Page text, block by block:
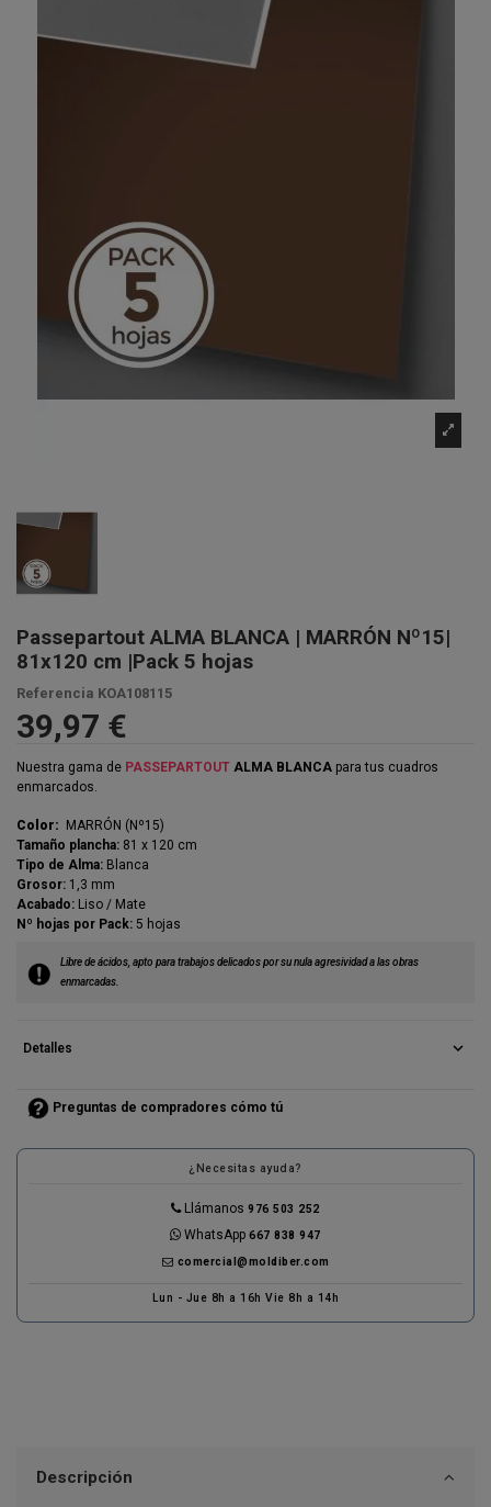
Passepartout ALMA BLANCA | MARRÓN Nº15|
81x120 cm |Pack 5 hojas
Referencia KOA108115
39,97 €
Nuestra gama de PASSEPARTOUT ALMA BLANCA para tus cuadros
enmarcados.
Color:
MARRÓN (Nº15)
Tamaño plancha: 81 x 120 cm
Tipo de Alma: Blanca
Grosor: 1,3 mm
Acabado: Liso / Mate
Nº hojas por Pack: 5 hojas
Libre de ácidos, apto para trabajos delicados por su nula agresividad a las obras
enmarcadas.
Detalles expand_more
Preguntas de compradores cómo tú
¿Necesitas ayuda?
Llámanos976 503 252
WhatsApp667 838 947
comercial@moldiber.com
Lun - Jue 8h a 16h Vie 8h a 14h
Descripción